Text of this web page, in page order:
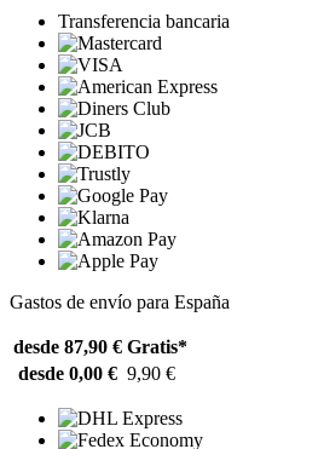
Transferencia bancaria
Gastos de envío para España
desde 87,90 € Gratis*
desde 0,00 € 9,90 €